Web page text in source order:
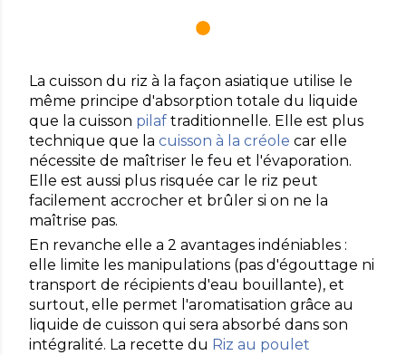
La cuisson du riz à la façon asiatique utilise le
même principe d'absorption totale du liquide
que la cuisson pilaf traditionnelle. Elle est plus
technique que la cuisson à la créole car elle
nécessite de maîtriser le feu et l'évaporation.
Elle est aussi plus risquée car le riz peut
facilement accrocher et brûler si on ne la
maîtrise pas.
En revanche elle a 2 avantages indéniables :
elle limite les manipulations (pas d'égouttage ni
transport de récipients d'eau bouillante), et
surtout, elle permet l'aromatisation grâce au
liquide de cuisson qui sera absorbé dans son
intégralité. La recette du Riz au poulet